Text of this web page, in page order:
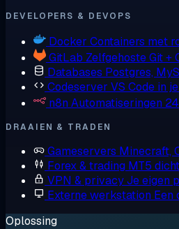
DEVELOPERS & DEVOPS
Docker Containers met
GitLab Zelfgehoste Git +
Databases Postgres,
Codeserver VS Code in
n8n Automatiseringen
DRAAIEN & TRADEN
Gameservers Minecraft,
Forex & trading MT5
VPN & privacyJe eigen
Externe werkstation Een
Oplossing